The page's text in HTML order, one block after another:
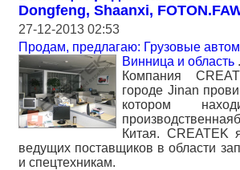
Dongfeng, Shaanxi,
27-12-2013 02:53
Продам, предлагаю: Грузовые
Винница и область
Компания
городе Jinan
котором
Китая. CREATEK
ведущих поставщиков в области
и спецтехникам.